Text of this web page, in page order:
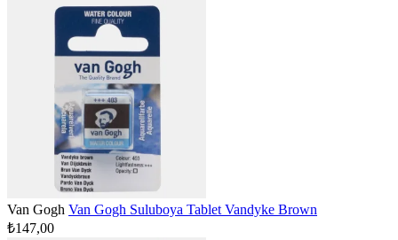
Van Gogh Van Gogh Suluboya Tablet Vandyke Brown
₺147,00